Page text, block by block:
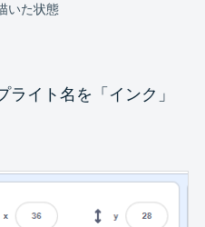
いた状態
イト名を「インク」